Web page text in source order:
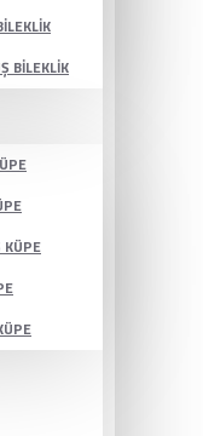
BILEKLIK